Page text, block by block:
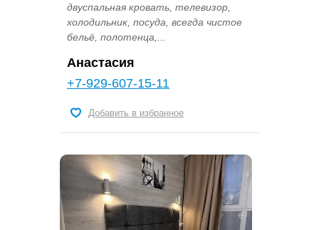
двуспальная кровать, телевизор,
холодильник, посуда, всегда чистое
бельё, полотенца,...
Анастасия
+7-929-607-15-11
Добавить в избранное